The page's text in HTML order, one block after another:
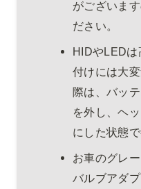
がございま
ださい。
HIDやLEDは
付けには大
際は、バッ
を外し、ヘ
にした状態
お車のグレ
バルブアダ